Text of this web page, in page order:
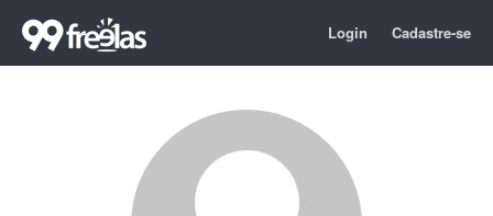
Login Cadastre-se